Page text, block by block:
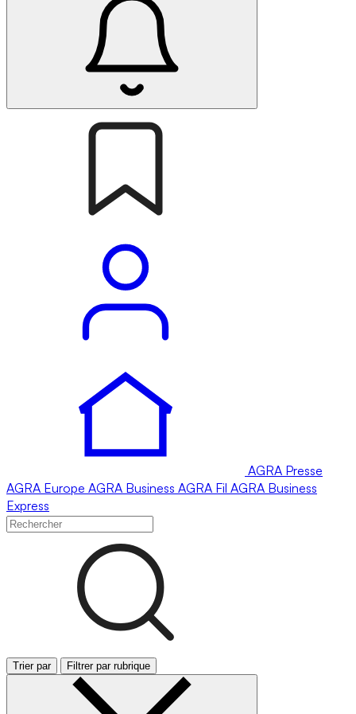
AGRA Presse
AGRA Europe AGRA Business AGRA Fil AGRA Business
Express
Trier par Filtrer par rubrique